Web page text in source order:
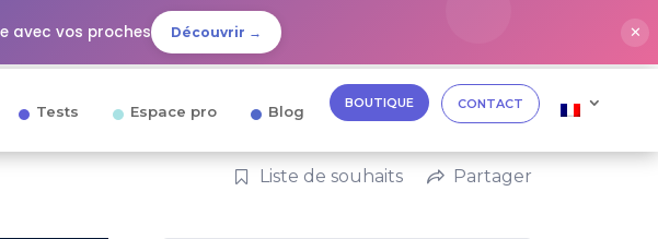
avec vos proches Découvrir → ✕
Tests Espace pro Blog BOUTIQUE CONTACT
Liste de souhaits Partager